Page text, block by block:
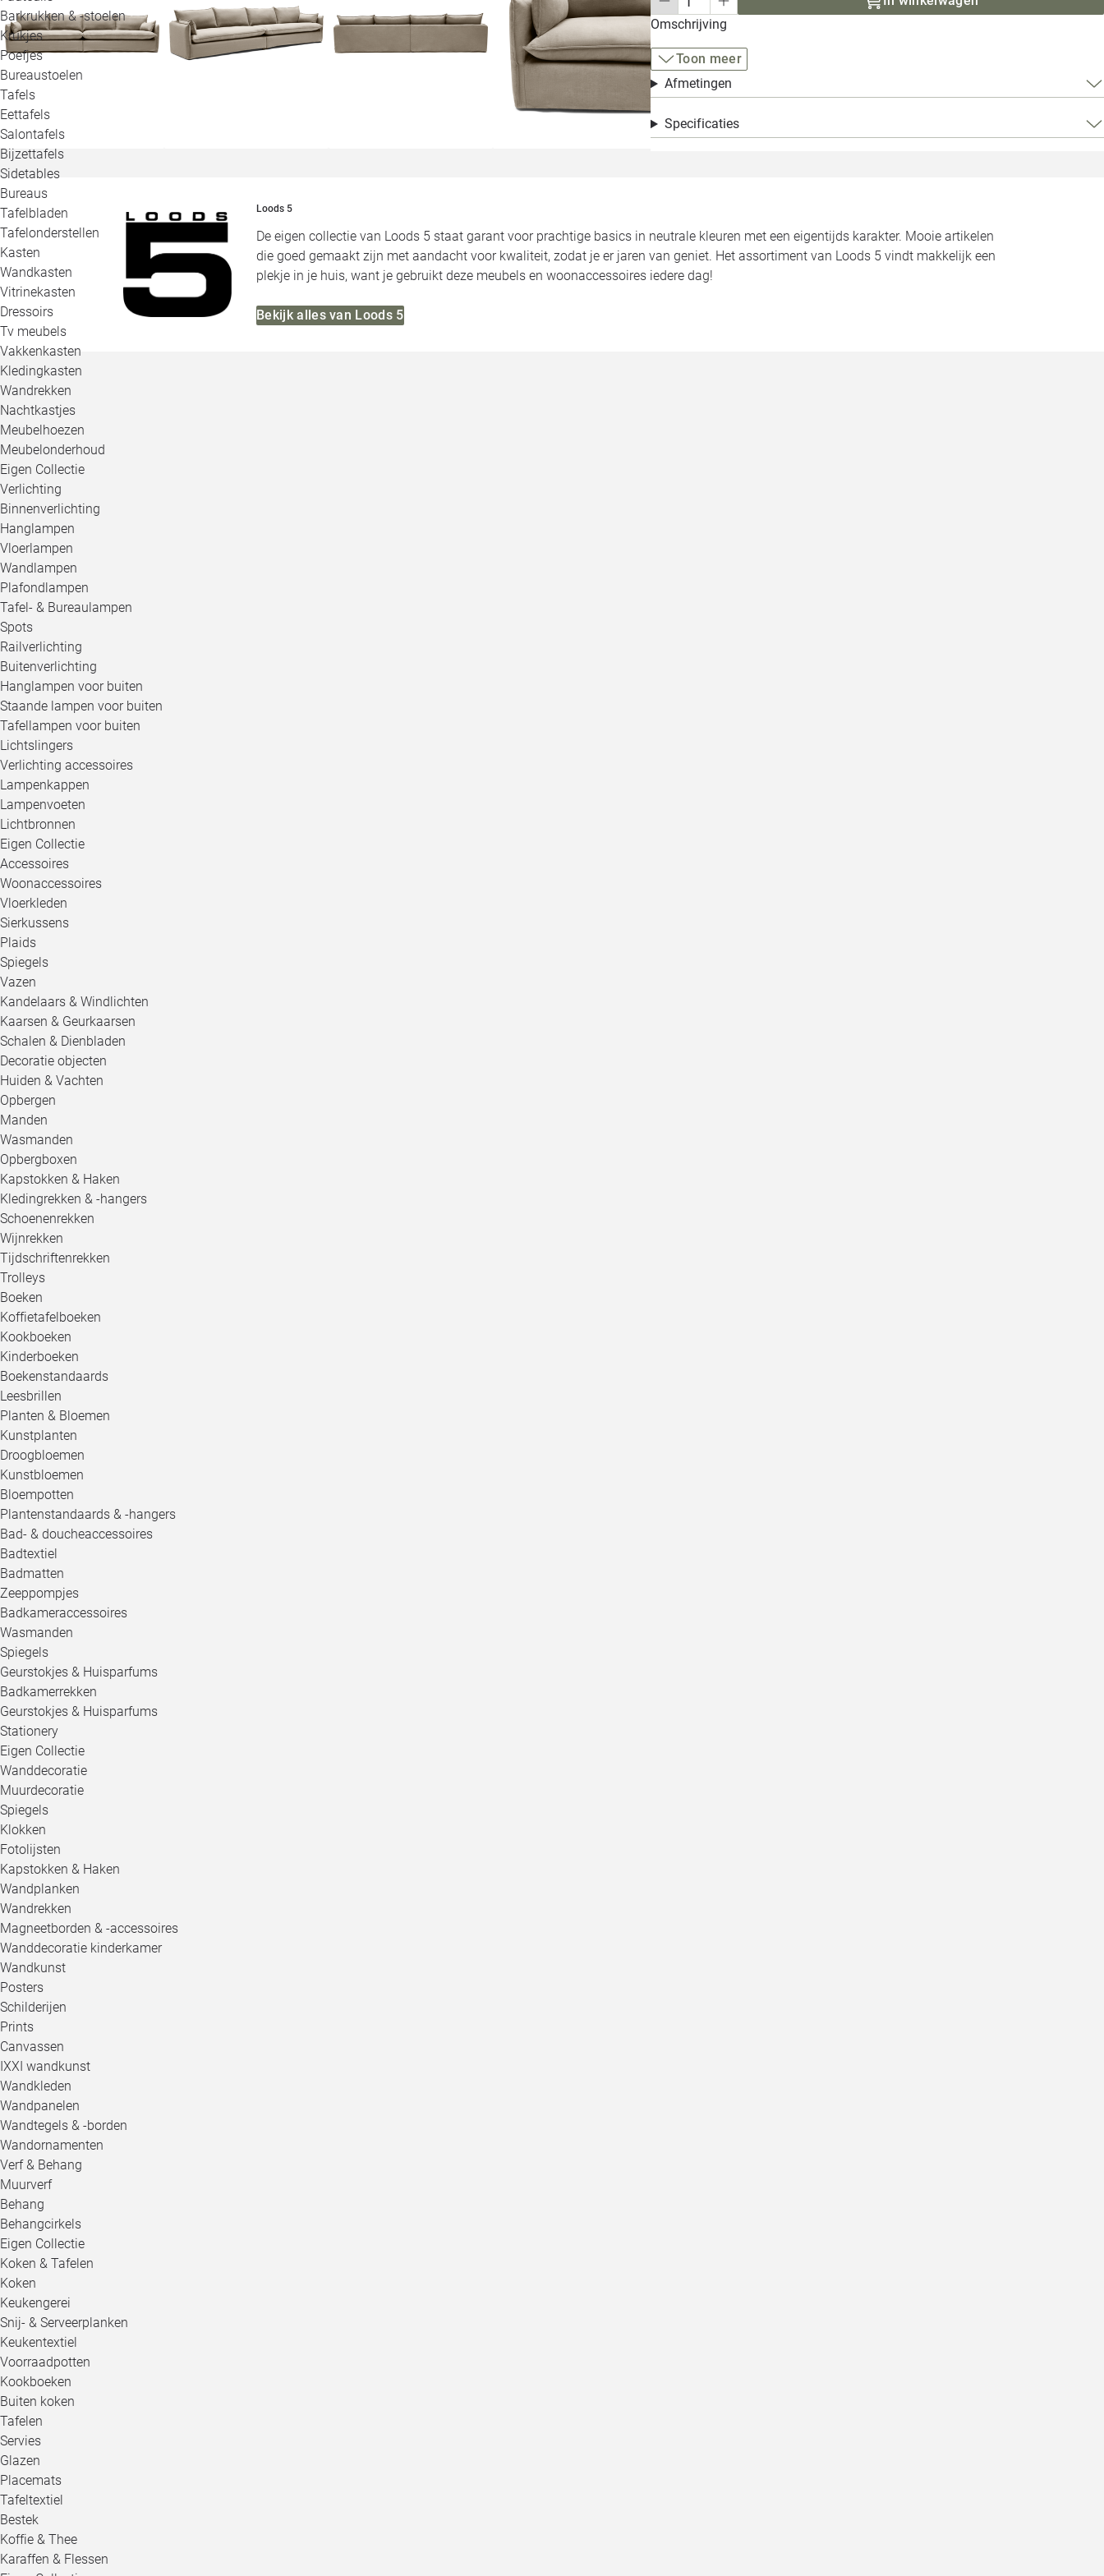
Barkrukken & -stoelen
Krukjes
Poefjes
Bureaustoelen
Tafels
Eettafels
Salontafels
Bijzettafels
Sidetables
Bureaus
Tafelbladen
Tafelonderstellen
Kasten
Wandkasten
Vitrinekasten
Dressoirs
Tv meubels
Vakkenkasten
Kledingkasten
Wandrekken
Nachtkastjes
Meubelhoezen
Meubelonderhoud
Eigen Collectie
Verlichting
Binnenverlichting
Hanglampen
Vloerlampen
Wandlampen
Plafondlampen
Tafel- & Bureaulampen
Spots
Railverlichting
Buitenverlichting
Hanglampen voor buiten
Staande lampen voor buiten
Tafellampen voor buiten
Lichtslingers
Verlichting accessoires
Lampenkappen
Lampenvoeten
Lichtbronnen
Eigen Collectie
Accessoires
Woonaccessoires
Vloerkleden
Sierkussens
Plaids
Spiegels
Vazen
Kandelaars & Windlichten
Kaarsen & Geurkaarsen
Schalen & Dienbladen
Decoratie objecten
Huiden & Vachten
Opbergen
Manden
Wasmanden
Opbergboxen
Kapstokken & Haken
Kledingrekken & -hangers
Schoenenrekken
Wijnrekken
Tijdschriftenrekken
Trolleys
Boeken
Koffietafelboeken
Kookboeken
Kinderboeken
Boekenstandaards
Leesbrillen
Planten & Bloemen
Kunstplanten
Droogbloemen
Kunstbloemen
Bloempotten
Plantenstandaards & -hangers
Bad- & doucheaccessoires
Badtextiel
Badmatten
Zeeppompjes
Badkameraccessoires
Wasmanden
Spiegels
Geurstokjes & Huisparfums
Badkamerrekken
Geurstokjes & Huisparfums
Stationery
Eigen Collectie
Wanddecoratie
Muurdecoratie
Spiegels
Klokken
Fotolijsten
Kapstokken & Haken
Wandplanken
Wandrekken
Magneetborden & -accessoires
Wanddecoratie kinderkamer
Wandkunst
Posters
Schilderijen
Prints
Canvassen
IXXI wandkunst
Wandkleden
Wandpanelen
Wandtegels & -borden
Wandornamenten
Verf & Behang
Muurverf
Behang
Behangcirkels
Eigen Collectie
Koken & Tafelen
Koken
Keukengerei
Snij- & Serveerplanken
Keukentextiel
Voorraadpotten
Kookboeken
Buiten koken
Tafelen
Servies
Glazen
Placemats
Tafeltextiel
Bestek
Koffie & Thee
Karaffen & Flessen
Alle
Omschrijving
Toon meer
Afmetingen
Specificaties
Loods 5
De eigen collectie van Loods 5 staat garant voor prachtige basics in neutrale kleuren met een eigentijds karakter. Mooie artikelen
die goed gemaakt zijn met aandacht voor kwaliteit, zodat je er jaren van geniet. Het assortiment van Loods 5 vindt makkelijk een
plekje in je huis, want je gebruikt deze meubels en woonaccessoires iedere dag!
Bekijk alles van Loods 5